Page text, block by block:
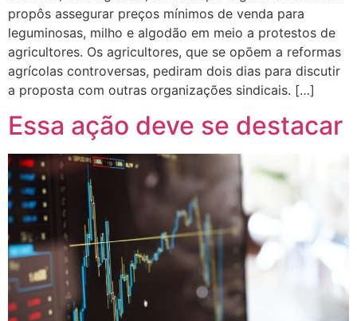
propôs assegurar preços mínimos de venda para
leguminosas, milho e algodão em meio a protestos de
agricultores. Os agricultores, que se opõem a reformas
agrícolas controversas, pediram dois dias para discutir
a proposta com outras organizações sindicais. […]
Essa ação deve se destacar